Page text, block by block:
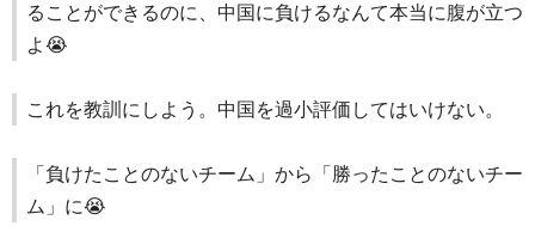
ることができるのに、中国に負けるなんて本当に腹が立つ
よ😭
これを教訓にしよう。中国を過小評価してはいけない。
「負けたことのないチーム」から「勝ったことのないチー
ム」に😭